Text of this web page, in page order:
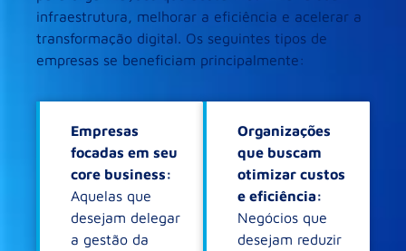
infraestrutura, melhorar a eficiência e acelerar a
transformação digital. Os seguintes tipos de
empresas se beneficiam principalmente:
Empresas
focadas em seu
core business:
Aquelas que
desejam delegar
a gestão da
Organizações
que buscam
otimizar custos
e eficiência:
Negócios que
desejam reduzir